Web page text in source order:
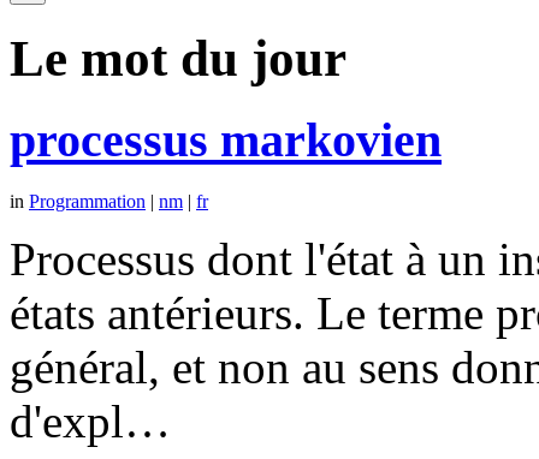
Le mot du jour
processus markovien
in Programmation | nm | fr
Processus dont l'état à un
états antérieurs. Le terme
général, et non au sens
d'expl…